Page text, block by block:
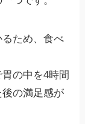
ため、食べ
の中を4時間
の満足感が